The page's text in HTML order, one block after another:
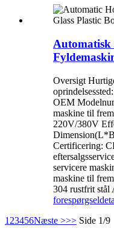
Automatisk
Oversigt
OEM
maskine til
220V/380V
Certificering:
servicere
maskine til
304 rustfrit stål
forespørgsel
1 23456Næste >>> Side 1/9